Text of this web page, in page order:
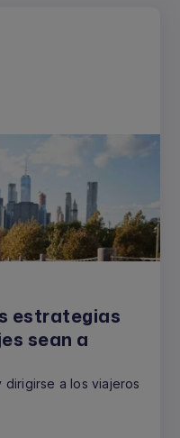
estrategias
sean a
dirigirse a los viajeros